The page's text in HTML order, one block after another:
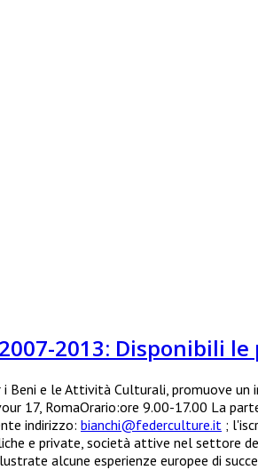
2013: Disponibili
e le Attività Culturali, promuove
17, RomaOrario:ore 9.00-17.00 La
indirizzo: bianchi@federculture.it ;
e private, società attive nel settore
alcune esperienze europee di